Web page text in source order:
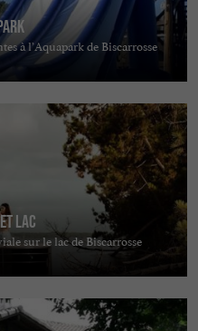
à l’Aquapark de Biscarrosse
Lac
sur le lac de Biscarrosse